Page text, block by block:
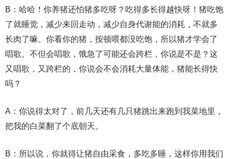
B：哈哈！你养猪还怕猪多吃呀？吃得多长得越快呀！猪吃饱
了就睡觉，减少来回走动，减少自身代谢能的消耗，不就多
长肉了嘛。你看你的猪，按顿喂都没吃饱，所以猪才学会了
唱歌。不但会唱歌，饿急了可能还会跨栏，你说是不是？这
又唱歌，又跨栏的，你说会不会消耗大量体能，猪能长得快
吗？
A：你说得太对了，前几天还有几只猪跳出来跑到我菜地里，
把我的白菜翻了个底朝天。
B：所以说，你就得让猪自由采食，多吃多睡，这样你用我们